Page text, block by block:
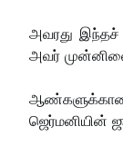
அவரது இந்தச்
அவர்
ஜெர்மனியின்